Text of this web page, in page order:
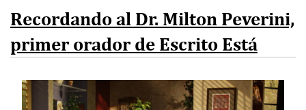
Donar
English
Recordando al Dr. Milton Peverini,
primer orador de Escrito Está